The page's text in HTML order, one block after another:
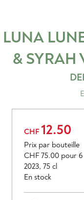
LUNA
& SYRAH
CHF 12.50
Prix par bouteille
CHF 75.00 pour
2023, 75 cl
En stock